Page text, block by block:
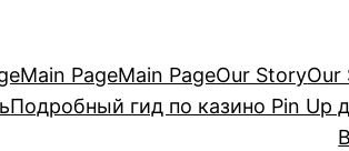
Main PageMain PageOur StoryOur
Подробный гид по казино Pin Up